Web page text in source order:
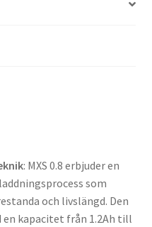
: MXS 0.8 erbjuder en
som
och livslängd. Den
kapacitet från 1.2Ah till